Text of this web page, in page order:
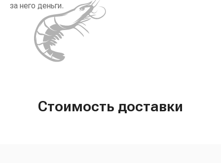
за него деньги.
Стоимость доставки